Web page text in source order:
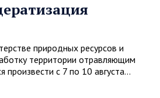
природных ресурсов и
территории отравляющим
произвести с 7 по 10 августа…